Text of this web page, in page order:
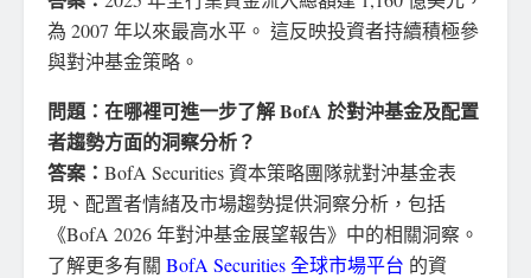
為 2007 年以來最高水平。 這反映投資者持續積極參
與對沖基金策略。
問題：在哪裡可進一步了解 BofA 於對沖基金及配置
者趨勢方面的洞察分析？
答案： BofA Securities 資本策略團隊就對沖基金表
現、配置者情緒及市場趨勢提供洞察分析，包括
《BofA 2026 年對沖基金展望報告》中的相關洞察。
了解更多有關 BofA Securities 全球市場平台 的資